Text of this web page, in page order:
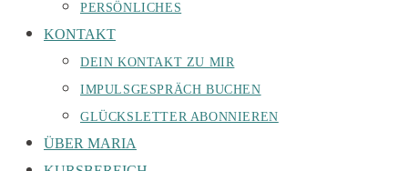
PERSÖNLICHES
KONTAKT
DEIN KONTAKT ZU MIR
IMPULSGESPRÄCH BUCHEN
GLÜCKSLETTER ABONNIEREN
ÜBER MARIA